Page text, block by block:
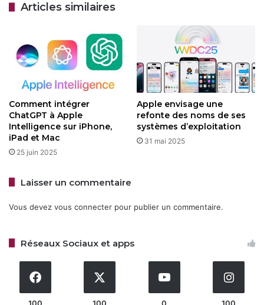
Siri va enfin « voir » ce qui est à l’écran
26 janvier 2026
iOS 26, iPadOS 26 et macOS Tahoe
11 août 2025
personnalisation et
productivité
iOS 26 et iPadOS 26 optimisent la personnalisation avec
pour des recherches intelligentes. L’app Téléphonegère
les appels en attente via IA, et
permet de suivre
les notifications iPhone sur Mac. L’iPad se rapproche du
Articles similaires
Comment intégrer
ChatGPT à Apple
Intelligence sur iPhone,
iPad et Mac
25 juin 2025
Apple envisage une
refonte des noms de ses
systèmes d’exploitation
31 mai 2025
Laisser un commentaire
Vous devez vous connecter pour publier un commentaire.
Réseaux Sociaux et apps
100 100 0 100